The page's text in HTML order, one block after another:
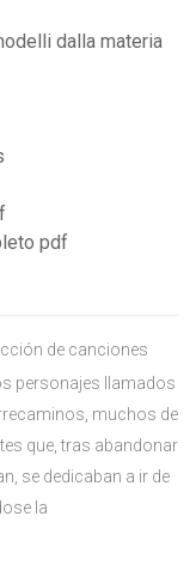
dalla materia
pdf
de canciones
personajes llamados
muchos de
que, tras abandonar
se dedicaban a ir de
la